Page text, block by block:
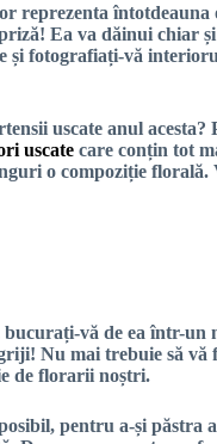
întotdeauna
Ea va dăinui chiar
și fotografiați-vă
uscate anul acesta?
uscate care conțin tot
o compoziție florală.
bucurați-vă de ea într-
Nu mai trebuie să
de florarii noștri.
pentru a-și păstra